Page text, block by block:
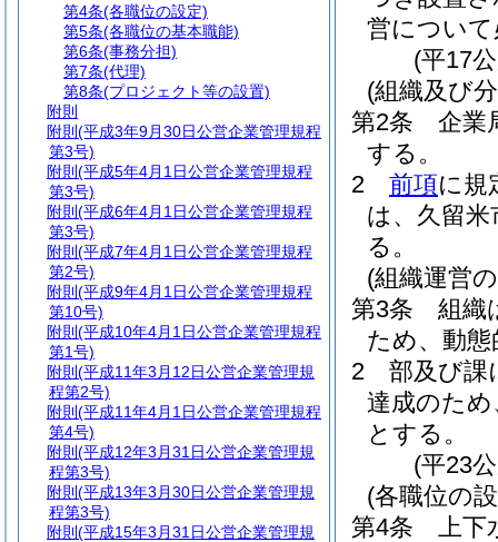
営につい
(平17
(組織及び
第2条
企業
する。
2
前項に規
は、久留米
る。
(組織運営
第3条
組織
ため、動
2
部及び課
達成のた
とする。
(平23
(各職位の
第4条
上下
第4条(各職位の設定)
第5条(各職位の基本職能)
第6条(事務分担)
第7条(代理)
第8条(プロジェクト等の設置)
附則
附則 (平成3年9月30日公営企業管理規程
第3号)
附則 (平成5年4月1日公営企業管理規程
第3号)
附則 (平成6年4月1日公営企業管理規程
第3号)
附則 (平成7年4月1日公営企業管理規程
第2号)
附則 (平成9年4月1日公営企業管理規程
第10号)
附則 (平成10年4月1日公営企業管理規程
第1号)
附則 (平成11年3月12日公営企業管理規
程第2号)
附則 (平成11年4月1日公営企業管理規程
第4号)
附則 (平成12年3月31日公営企業管理規
程第3号)
附則 (平成13年3月30日公営企業管理規
程第3号)
附則 (平成15年3月31日公営企業管理規